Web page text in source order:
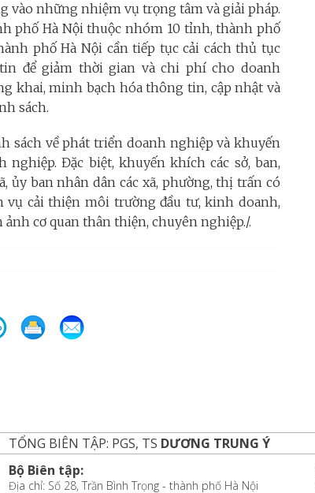
vào những nhiệm vụ trọng tâm và giải pháp.
phố Hà Nội thuộc nhóm 10 tỉnh, thành phố
phố Hà Nội cần tiếp tục cải cách thủ tục
để giảm thời gian và chi phí cho doanh
khai, minh bạch hóa thông tin, cập nhật và
sách.
sách về phát triển doanh nghiệp và khuyến
Đặc biệt, khuyến khích các sở, ban,
ủy ban nhân dân các xã, phường, thị trấn có
cải thiện môi trường đầu tư, kinh doanh,
cơ quan thân thiện, chuyên nghiệp./.
TỔNG BIÊN TẬP: PGS, TS DƯƠNG TRUNG Ý
Bộ Biên tập:
Địa chỉ: Số 28, Trần Bình Trọng - thành phố Hà Nội